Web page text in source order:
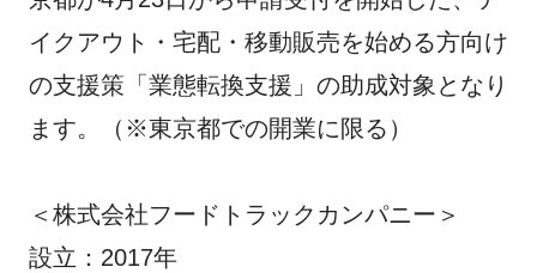
イクアウト・宅配・移動販売を始める方向け
の支援策「業態転換支援」の助成対象となり
ます。（※東京都での開業に限る）
＜株式会社フードトラックカンパニー＞
設立：2017年